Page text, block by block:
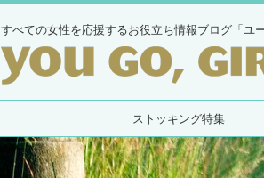
すべての女性を応援するお役立ち情報ブログ「ユ
ストッキング特集